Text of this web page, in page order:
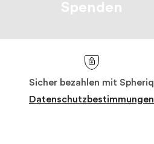
Spenden
Sicher bezahlen mit Spheriq
Datenschutzbestimmungen